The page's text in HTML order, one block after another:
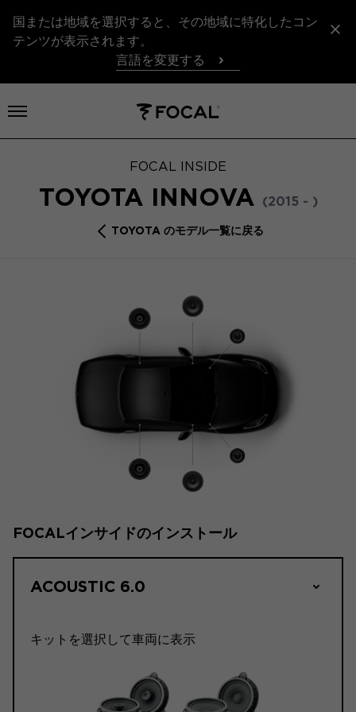
国または地域を選択すると、その地域に特化したコン
テンツが表示されます。
言語を変更する
メニューを開く
FOCAL INSIDE
TOYOTA INNOVA (2015 - )
TOYOTA のモデル一覧に戻る
FOCALインサイドのインストール
ACOUSTIC 6.0
キットを選択して車両に表示